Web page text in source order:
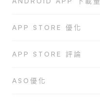
APP STORE 優化
APP STORE 評論
ASO優化